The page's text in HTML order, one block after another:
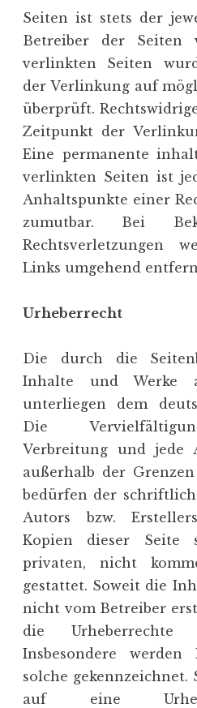
Seiten ist stets der
Betreiber der Seiten
verlinkten Seiten
der Verlinkung auf
überprüft.
Zeitpunkt der
Eine permanente
verlinkten Seiten ist
Anhaltspunkte einer
zumutbar. Bei
Rechtsverletzungen
Links umgehend
Urheberrecht
Die durch die
Inhalte und Werke
unterliegen dem
Die
Verbreitung und jede
außerhalb der
bedürfen der
Autors bzw.
Kopien dieser
privaten, nicht
gestattet. Soweit die
nicht vom Betreiber
die Urheberrechte
Insbesondere
solche
auf eine